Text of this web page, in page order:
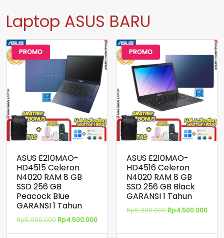
Laptop ASUS BARU
PROMO
ASUS E210MAO-
HD4515 Celeron
N4020 RAM 8 GB
SSD 256 GB
Peacock Blue
GARANSI 1 Tahun
Rp5.000.000Harga
Rp4.500.000Harga
PROMO
ASUS E210MAO-
HD4516 Celeron
N4020 RAM 8 GB
SSD 256 GB Black
GARANSI 1 Tahun
Rp5.000.000Harga
Rp4.500.000